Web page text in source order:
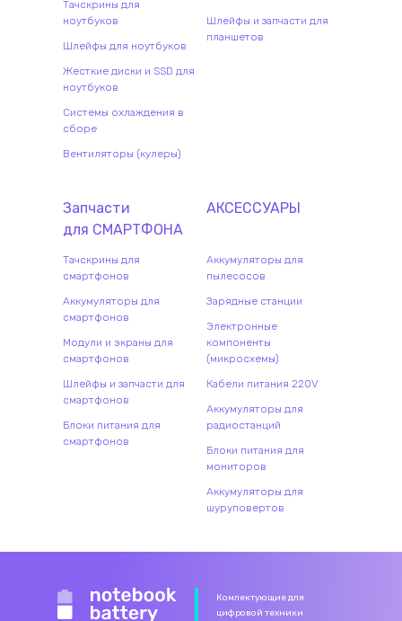
Тачскрины для
ноутбуков
Шлейфы для ноутбуков
Жесткие диски и SSD для
ноутбуков
Системы охлаждения в
сборе
Вентиляторы (кулеры)
Шлейфы и запчасти для
планшетов
Запчасти
для СМАРТФОНА
Тачскрины для
смартфонов
Аккумуляторы для
смартфонов
Модули и экраны для
смартфонов
Шлейфы и запчасти для
смартфонов
Блоки питания для
смартфонов
АКСЕССУАРЫ
Аккумуляторы для
пылесосов
Зарядные станции
Электронные
компоненты
(микросхемы)
Кабели питания 220V
Аккумуляторы для
радиостанций
Блоки питания для
мониторов
Аккумуляторы для
шуруповертов
Комлектующие для
цифровой техники